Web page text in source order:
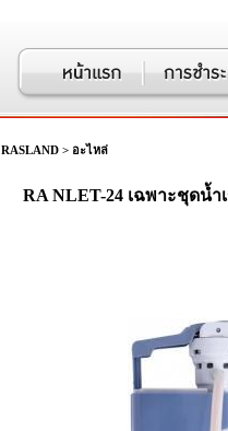
RASLAND > อะไหล่
RA NLET-24 เฉพาะชุดน้